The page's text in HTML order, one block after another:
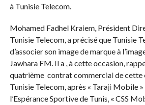
à Tunisie Telecom.
Mohamed Fadhel Kraiem, Président
Tunisie Telecom, a précisé que Tunisie
d’associer son image de marque à
Jawhara FM. Il a , à cette occasion,
quatrième contrat commercial de cette
Tunisie Telecom, après « Taraji Mobile
l’Espérance Sportive de Tunis, « CSS